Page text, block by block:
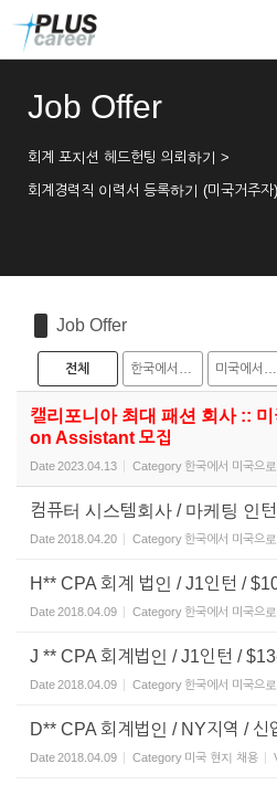
Job Offer
회계 포지션 헤드헌팅 의뢰하기 >
회계경력직 이력서 등록하기 (미국거주자
Job Offer
전체 한국에서 미국으로 미국에서 한국으로
캘리포니아 최대 패션 회사 ::
on Assistant 모집
Date2023.04.13 Category 한국에서 미국으로
컴퓨터 시스템회사 / 마케팅 인
Date2018.04.20 Category 한국에서 미국으로
H** CPA 회계 법인 / J1인턴 /
Date2018.04.09 Category 한국에서 미국으로
J ** CPA 회계법인 / J1인턴 /
Date2018.04.09 Category 한국에서 미국으로
D** CPA 회계법인 / NY지역 / 신
Date2018.04.09 Category 미국 현지 채용